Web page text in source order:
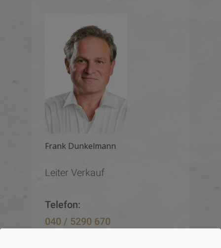
Frank Dunkelmann
Leiter Verkauf
Telefon:
040 / 5290 670